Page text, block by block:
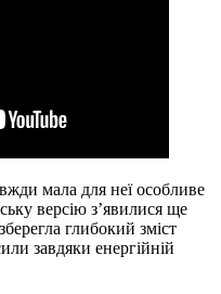
мала для неї особливе
версію з’явилися ще
глибокий зміст
завдяки енергійній